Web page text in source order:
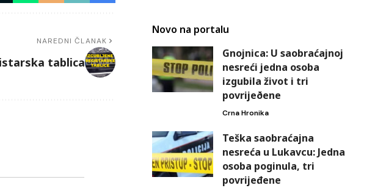
NAREDNI ČLANAK
tablica
Novo na portalu
Gnojnica: U saobraćajnoj
nesreći jedna osoba
izgubila život i tri
povrijeðene
Crna Hronika
Teška saobraćajna
nesreća u Lukavcu: Jedna
osoba poginula, tri
povrijeđene